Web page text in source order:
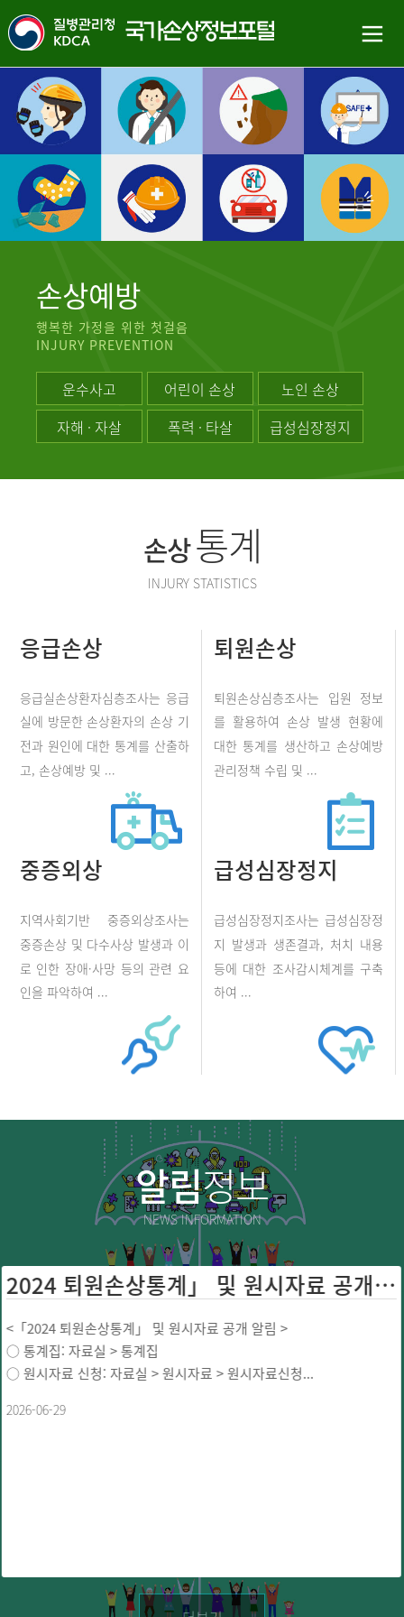
손상예방
행복한 가정을 위한 첫걸음
INJURY PREVENTION
운수사고 어린이 손상
노인 손상
자해 · 자살
폭력 · 타살 급성심장정지
손상통계
INJURY STATISTICS
응급손상
응급실손상환자심층조사는 응급
실에 방문한 손상환자의 손상 기
전과 원인에 대한 통계를 산출하
고, 손상예방 및 ...
퇴원손상
퇴원손상심층조사는 입원 정보
를 활용하여 손상 발생 현황에
대한 통계를 생산하고 손상예방
관리정책 수립 및 ...
중증외상
지역사회기반 중증외상조사는
중증손상 및 다수사상 발생과 이
로 인한 장애·사망 등의 관련 요
인을 파악하여 ...
급성심장정지
급성심장정지조사는 급성심장정
지 발생과 생존결과, 처치 내용
등에 대한 조사감시체계를 구축
하여 ...
알림정보
NEWS INFORMATION
2024 퇴원손상통계」 및 원시자료 공개 ...
<「2024 퇴원손상통계」 및 원시자료 공개 알림 >
○ 통계집: 자료실 > 통계집
○ 원시자료 신청: 자료실 > 원시자료 > 원시자료신청...
2026-06-29